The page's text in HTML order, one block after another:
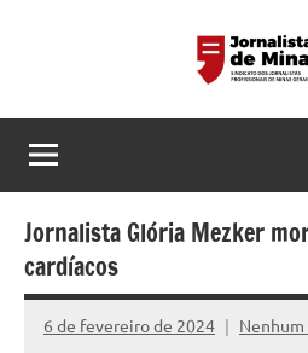
conteúdo
Sindicato
dos
Jornalistas
Profissionais
de
Sindicato
dos
Jornalistas
Profissionais
de
Jornalista Glória Mezker
cardíacos
6 de fevereiro de 2024
Assessoria